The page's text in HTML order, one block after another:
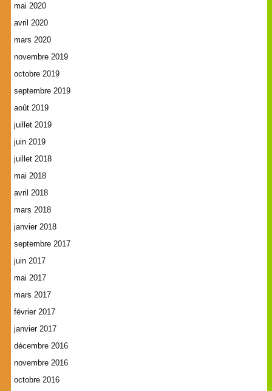
mai 2020
avril 2020
mars 2020
novembre 2019
octobre 2019
septembre 2019
août 2019
juillet 2019
juin 2019
juillet 2018
mai 2018
avril 2018
mars 2018
janvier 2018
septembre 2017
juin 2017
mai 2017
mars 2017
février 2017
janvier 2017
décembre 2016
novembre 2016
octobre 2016